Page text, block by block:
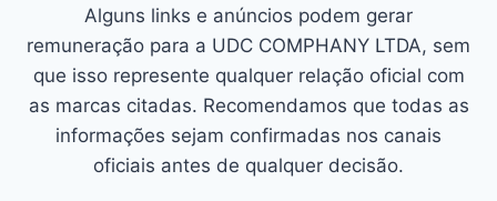
Alguns links e anúncios podem gerar
remuneração para a UDC COMPHANY LTDA, sem
que isso represente qualquer relação oficial com
as marcas citadas. Recomendamos que todas as
informações sejam confirmadas nos canais
oficiais antes de qualquer decisão.